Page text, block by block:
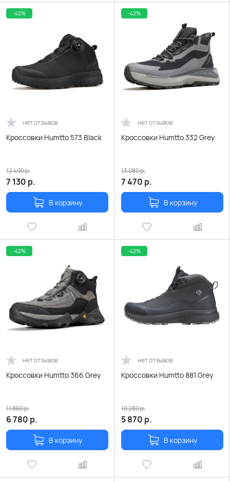
-42%
нет отзывов
Кроссовки Humtto 573 Black
7 130 р.
12 490р.
В корзину
-42%
нет отзывов
Кроссовки Humtto 332 Grey
7 470 р.
13 080р.
В корзину
-42%
нет отзывов
Кроссовки Humtto 366 Grey
6 780 р.
11 860р.
В корзину
-42%
нет отзывов
Кроссовки Humtto 881 Grey
5 870 р.
10 280р.
В корзину